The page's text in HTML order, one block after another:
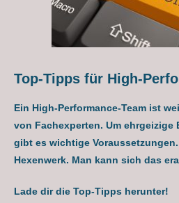
Top-Tipps für High-
Ein High-Performance-Team ist
von Fachexperten. Um ehrgeizige
gibt es wichtige
Hexenwerk. Man kann sich das
Lade dir die Top-Tipps herunter!